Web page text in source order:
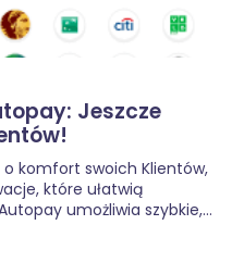
Jeszcze
komfort swoich Klientów,
które ułatwią
umożliwia szybkie,
staje się jeszcze